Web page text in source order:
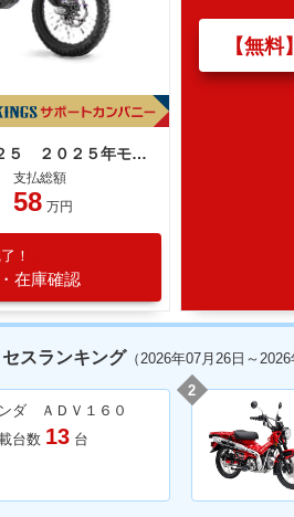
ａｐｒｉｌｉａ ＲＸ１２５ ２０２５年モデル
支払総額
58 万円
！
在庫確認
【無
スランキング（2026年07月26日～2026
ダ ＡＤＶ１６０
台数 13 台
2